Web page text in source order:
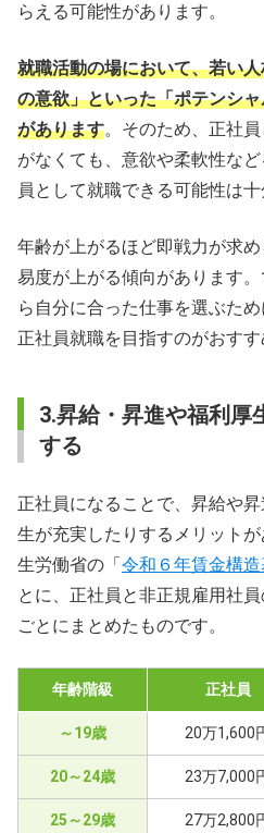
らえる可能性があります。
就職活動の場において、若い
の意欲」といった「ポテンシ
があります。そのため、正社
がなくても、意欲や柔軟性な
員として就職できる可能性は十
年齢が上がるほど即戦力が求
易度が上がる傾向があります
ら自分に合った仕事を選ぶた
正社員就職を目指すのがおすす
3.昇給・昇進や福利厚
する
正社員になることで、昇給や
生が充実したりするメリット
生労働省の「 令和６年賃金構
とに、正社員と非正規雇用社
ごとにまとめたものです。
年齢階級 正社員
～19歳 20万1,600
20～24歳 23万7,000
25～29歳 27万2,800